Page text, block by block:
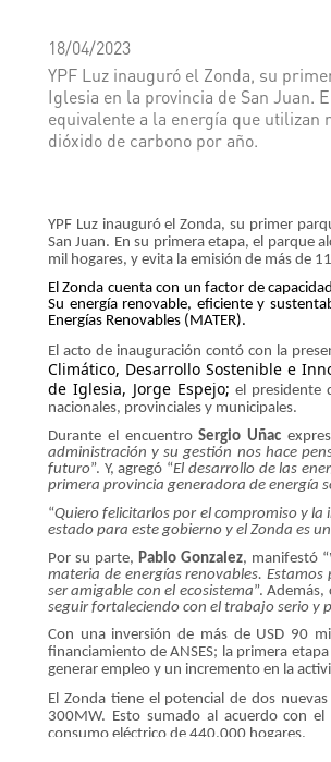
18/04/2023
YPF Luz inauguró el Zonda, su
Iglesia en la provincia de San Juan.
equivalente a la energía que utilizan
dióxido de carbono por año.
YPF Luz inauguró el Zonda, su primer
San Juan. En su primera etapa, el parque
mil hogares, y evita la emisión de más de
El Zonda cuenta con un factor de
Su energía renovable, eficiente y
Energías Renovables (MATER).
El acto de inauguración contó con la
Climático, Desarrollo Sostenible e
de Iglesia, Jorge Espejo;el presidente
nacionales, provinciales y municipales.
Durante el encuentroSergio Uñac
administración y su gestión nos hace
futuro”. Y, agregó “El desarrollo de las
primera provincia generadora de energía
“Quiero felicitarlos por el compromiso y
estado para este gobierno y el Zonda es
Por su parte, Pablo Gonzalez, manifestó “
materia de energías renovables.
ser amigable con el ecosistema”.
seguir fortaleciendo con el trabajo serio y
Con una inversión de más de USD 90
financiamiento de ANSES; la primera
generar empleo y un incremento en la
El Zonda tiene el potencial de dos
300MW. Esto sumado al acuerdo con el
consumo eléctrico de 440.000 hogares.